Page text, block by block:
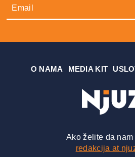
О NAMA MEDIA KIT
Ako želite da nam
redakcija at